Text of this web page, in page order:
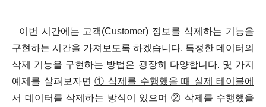
이번 시간에는 고객(Customer) 정보를 삭제하는 기능을
구현하는 시간을 가져보도록 하겠습니다. 특정한 데이터의
삭제 기능을 구현하는 방법은 굉장히 다양합니다. 몇 가지
예제를 살펴보자면 ① 삭제를 수행했을 때 실제 테이블에
서 데이터를 삭제하는 방식이 있으며 ② 삭제를 수행했을